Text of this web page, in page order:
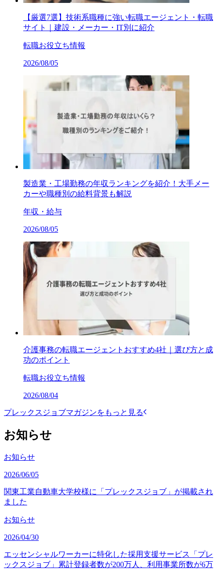
【厳選7選】技術系職種に強い転職エージェント・転職
サイト｜建設・メーカー・IT別に紹介
転職お役立ち情報
2026/08/05
製造業・工場勤務の年収ランキングを紹介！大手メー
カーや職種別の給料背景も解説
年収・給与
2026/08/05
介護事務の転職エージェントおすすめ4社｜選び方と成
功のポイント
転職お役立ち情報
2026/08/04
プレックスジョブマガジンをもっと見る
お知らせ
お知らせ
2026/06/05
関東工業自動車大学校様に「プレックスジョブ」が掲載され
ました
お知らせ
2026/04/30
エッセンシャルワーカーに特化した採用支援サービス「プレ
ックスジョブ」累計登録者数が200万人、利用事業所数が6万